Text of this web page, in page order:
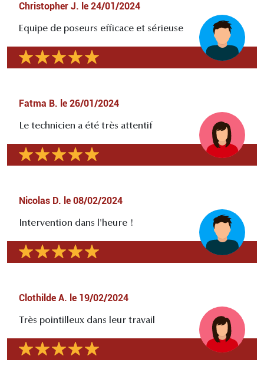
Christopher J. le 24/01/2024
Equipe de poseurs efficace et sérieuse
Fatma B. le 26/01/2024
Le technicien a été très attentif
Nicolas D. le 08/02/2024
Intervention dans l'heure !
Clothilde A. le 19/02/2024
Très pointilleux dans leur travail